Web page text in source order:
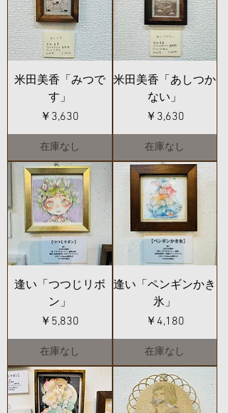
米田美香「みつで
す」
価格
￥3,630
在庫なし
米田美香「あしつか
ない」
価格
￥3,630
在庫なし
逢い「つつじリボ
ン」
価格
￥5,830
在庫なし
逢い「ペンギンかき
氷」
価格
￥4,180
在庫なし